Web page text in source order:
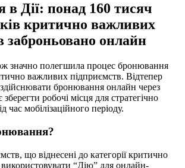
Дії: понад 160 тисяч
критично важливих
заброньовано онлайн
значно полегшила процес бронювання
важливих підприємств. Відтепер
бронювання онлайн через
робочі місця для стратегічно
час мобілізаційного періоду.
що віднесені до категорії критично
“Дію” для онлайн-